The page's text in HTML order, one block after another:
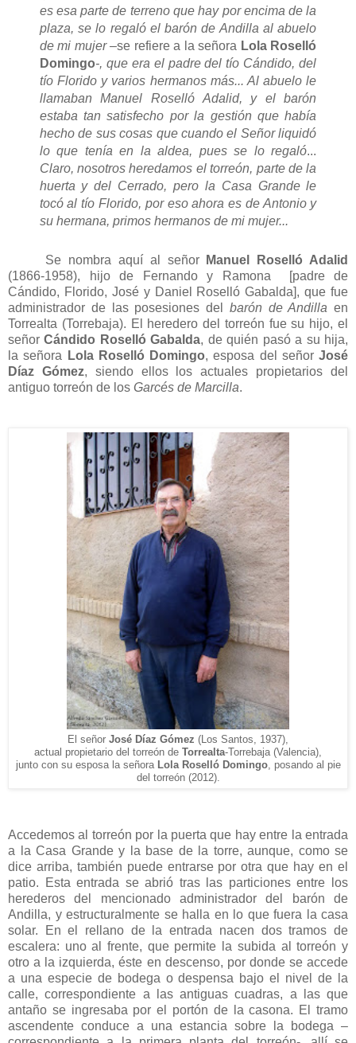
es esa parte de terreno que hay por encima de la
plaza, se lo regaló el barón de Andilla al abuelo
de mi mujer –se refiere a la señora Lola Roselló
Domingo-, que era el padre del tío Cándido, del
tío Florido y varios hermanos más... Al abuelo le
llamaban Manuel Roselló Adalid, y el barón
estaba tan satisfecho por la gestión que había
hecho de sus cosas que cuando el Señor liquidó
lo que tenía en la aldea, pues se lo regaló...
Claro, nosotros heredamos el torreón, parte de la
huerta y del Cerrado, pero la Casa Grande le
tocó al tío Florido, por eso ahora es de Antonio y
su hermana, primos hermanos de mi mujer...
Se nombra aquí al señor
Manuel Roselló Adalid
(1866-1958), hijo de Fernando y Ramona [padre de
Cándido, Florido, José y Daniel Roselló Gabalda], que fue
administrador de las posesiones del barón de Andilla en
Torrealta (Torrebaja). El heredero del torreón fue su hijo, el
señorCándido Roselló Gabalda, de quién pasó a su hija,
la señora
Lola Roselló Domingo, esposa del señor José
Díaz Gómez, siendo ellos los actuales propietarios del
antiguo torreón de los Garcés de Marcilla.
El señor José Díaz Gómez (Los Santos, 1937),
actual propietario del torreón de Torrealta-Torrebaja (Valencia),
junto con su esposa la señora Lola Roselló Domingo, posando al pie
del torreón (2012).
Accedemos al torreón por la puerta que hay entre la entrada
a la Casa Grande y la base de la torre, aunque, como se
dice arriba, también puede entrarse por otra que hay en el
patio. Esta entrada se abrió tras las particiones entre los
herederos del mencionado administrador del barón de
Andilla, y estructuralmente se halla en lo que fuera la casa
solar. En el rellano de la entrada nacen dos tramos de
escalera: uno al frente, que permite la subida al torreón y
otro a la izquierda, éste en descenso, por donde se accede
a una especie de bodega o despensa bajo el nivel de la
calle, correspondiente a las antiguas cuadras, a las que
antaño se ingresaba por el portón de la casona. El tramo
ascendente conduce a una estancia sobre la bodega –